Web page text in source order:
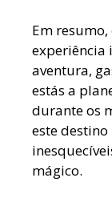
Em
experiência
aventura,
estás a
durante os
este
mágico.